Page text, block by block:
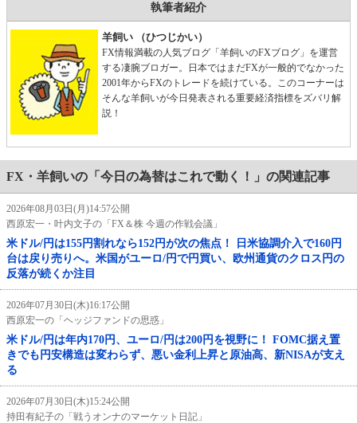
執筆者紹介
羊飼い （ひつじかい）
FX情報満載の人気ブログ「羊飼いのFXブログ」を運営
する凄腕ブロガー。日本ではまだFXが一般的でなかった
2001年からFXのトレードを続けている。このコーナーは
そんな羊飼いが今日発表される重要経済指標をズバリ解
説！
FX・羊飼いの「今日の為替はこれで動く！」の関連記事
2026年08月03日(月)14:57公開
西原宏一・叶内文子の「FX＆株 今週の作戦会議」
米ドル/円は155円割れなら152円が次の焦点！ 日米協調介入で160円
台は戻り売りへ。米国がユーロ/円で円買い、欧州通貨のクロス円の
反落が続くか注目
2026年07月30日(木)16:17公開
西原宏一の「ヘッジファンドの思惑」
米ドル/円は年内170円、ユーロ/円は200円を視野に！ FOMC据え置
きでも円安構造は変わらず、悪い金利上昇と原油高、新NISAが支え
る
2026年07月30日(木)15:24公開
持田有紀子の「戦うオンナのマーケット日記」